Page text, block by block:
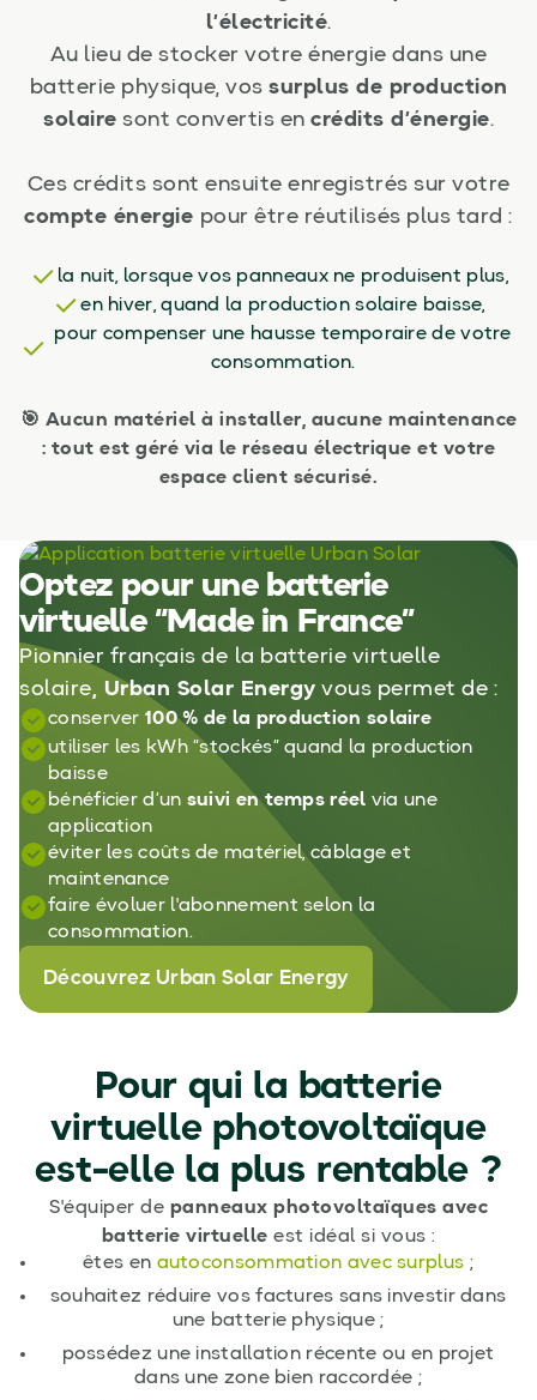
l’électricité.
Au lieu de stocker votre énergie dans une
batterie physique, vos surplus de production
solaire sont convertis en crédits d’énergie.
Ces crédits sont ensuite enregistrés sur votre
compte énergie pour être réutilisés plus tard :
la nuit, lorsque vos panneaux ne produisent plus,
en hiver, quand la production solaire baisse,
pour compenser une hausse temporaire de votre
consommation.
🎯 Aucun matériel à installer, aucune maintenance
: tout est géré via le réseau électrique et votre
espace client sécurisé.
Optez pour une batterie
virtuelle “Made in France”
Pionnier français de la batterie virtuelle
solaire, Urban Solar Energy vous permet de :
conserver 100 % de la production solaire
utiliser les kWh “stockés” quand la production
baisse
bénéficier d’un suivi en temps réel via une
application
éviter les coûts de matériel, câblage et
maintenance
faire évoluer l'abonnement selon la
consommation.
Découvrez Urban Solar Energy
Pour qui la batterie
virtuelle photovoltaïque
est-elle la plus rentable ?
S'équiper de panneaux photovoltaïques avec
batterie virtuelle est idéal si vous :
êtes en autoconsommation avec surplus ;
souhaitez réduire vos factures sans investir dans
une batterie physique ;
possédez une installation récente ou en projet
dans une zone bien raccordée ;